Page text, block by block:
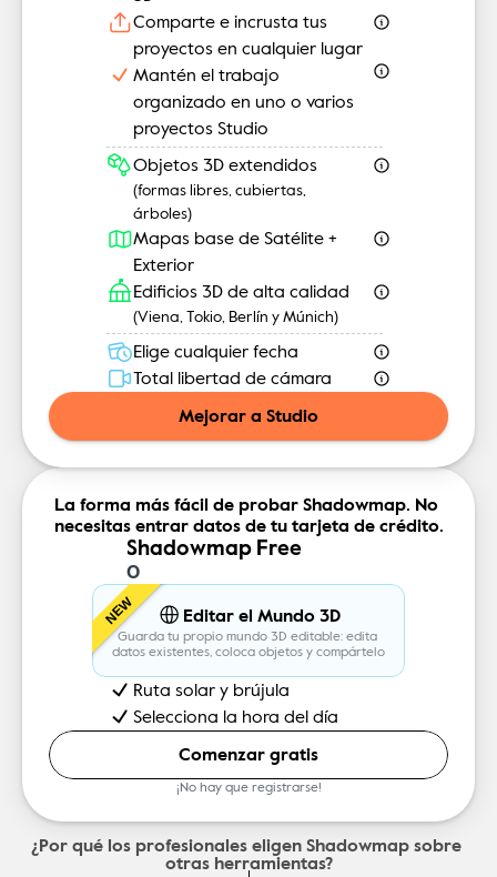
La forma más fácil de probar Shadowmap. No
necesitas entrar datos de tu tarjeta de crédito.
gratis
Shadowmap Free
0
Editar el Mundo 3D
Guarda tu propio mundo 3D editable: edita
datos existentes, coloca objetos y compártelo
NEW
Ruta solar y brújula
Selecciona la hora del día
Comenzar gratis
¡No hay que registrarse!
Comparte e incrusta tus
proyectos en cualquier lugar
Mantén el trabajo
organizado en uno o varios
proyectos Studio
Objetos 3D extendidos
(formas libres, cubiertas,
árboles)
Mapas base de Satélite +
Exterior
Edificios 3D de alta calidad
(Viena, Tokio, Berlín y Múnich)
Elige cualquier fecha
Total libertad de cámara
Mejorar a Studio
¿Por qué los profesionales eligen Shadowmap sobre
otras herramientas?